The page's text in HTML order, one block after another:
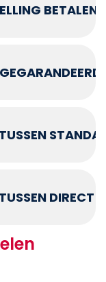
BETALEN?
DIRECT